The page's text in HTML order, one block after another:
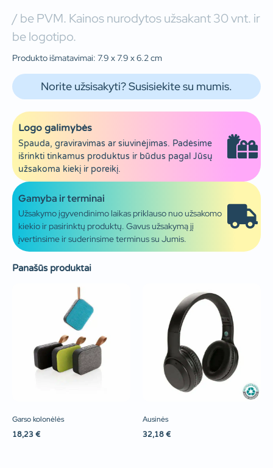
/ be PVM. Kainos nurodytos užsakant 30 vnt. ir
be logotipo.
Produkto išmatavimai: 7.9 x 7.9 x 6.2 cm
Norite užsisakyti? Susisiekite su mumis.
Logo galimybės
Spauda, graviravimas ar siuvinėjimas. Padėsime
išrinkti tinkamus produktus ir būdus pagal Jūsų
užsakoma kiekį ir poreikį.
Gamyba ir terminai
Užsakymo įgyvendinimo laikas priklauso nuo užsakomo
kiekio ir pasirinktų produktų. Gavus užsakymą jį
įvertinsime ir suderinsime terminus su Jumis.
Panašūs produktai
Garso kolonėlės
18,23 €
Ausinės
32,18 €